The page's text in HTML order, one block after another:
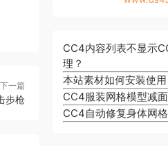
下一篇
步枪
CC4内容列表不显示
理？
本站素材如何安装使用
CC4服装网格模型减
CC4自动修复身体网